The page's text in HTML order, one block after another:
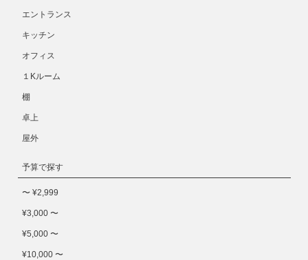
エントランス
キッチン
オフィス
１Kルーム
棚
卓上
屋外
予算で探す
〜 ¥2,999
¥3,000 〜
¥5,000 〜
¥10,000 〜